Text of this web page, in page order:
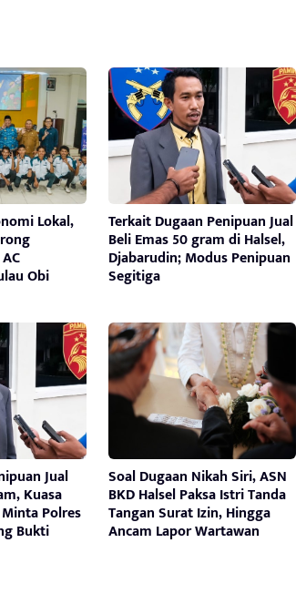
Lokal,
Obi
Terkait Dugaan Penipuan Jual
Beli Emas 50 gram di Halsel,
Djabarudin; Modus Penipuan
Segitiga
Jual
Kuasa
Polres
Bukti
Soal Dugaan Nikah Siri, ASN
BKD Halsel Paksa Istri Tanda
Tangan Surat Izin, Hingga
Ancam Lapor Wartawan